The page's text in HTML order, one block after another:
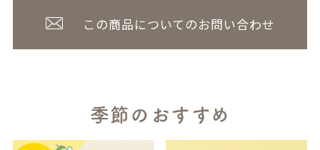
この商品についてのお問い合わせ
季節のおすすめ